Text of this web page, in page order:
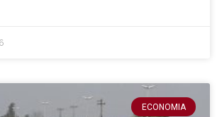
ECONOMIA